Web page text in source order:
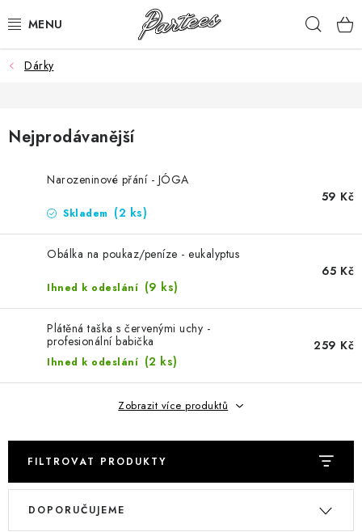
na
ROZLUČKA
VÁNOCE
🖤 SLEVY
KONTAKTY
Jak nakupovat Moje objednávka
Dárky
Nejprodávanější
Narozeninové přání - JÓGA
Skladem (2 ks)
59 Kč
Obálka na poukaz/peníze - eukalyptus
Ihned k odeslání (9 ks)
65 Kč
Plátěná taška s červenými uchy -
profesionální babička
Ihned k odeslání (2 ks)
259 Kč
Zobrazit více produktů
FILTROVAT PRODUKTY
V
Ř
DOPORUČUJEME